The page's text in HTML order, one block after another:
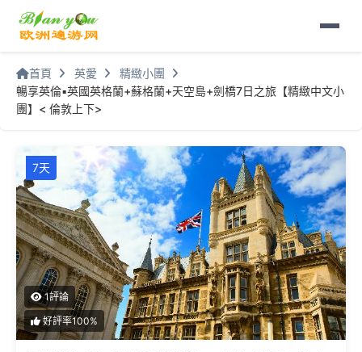
首頁 英愛
精緻小團
暢享英倫▪英國英格蘭+蘇格蘭+天空島+劍橋7日之旅【精緻中文小
團】< 倫敦上下>
7天
1評論
好評率100%